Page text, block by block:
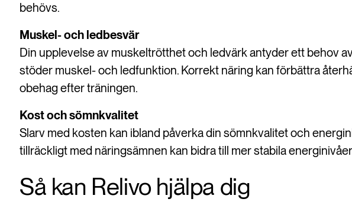
behövs.
Muskel- och ledbesvär
Din upplevelse av muskeltrötthet och ledvärk antyder ett behov
stöder muskel- och ledfunktion. Korrekt näring kan förbättra
obehag efter träningen.
Kost och sömnkvalitet
Slarv med kosten kan ibland påverka din sömnkvalitet och
tillräckligt med näringsämnen kan bidra till mer stabila
Så kan Relivo hjälpa dig